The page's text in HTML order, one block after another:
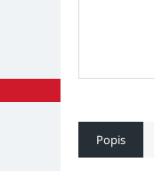
Popis